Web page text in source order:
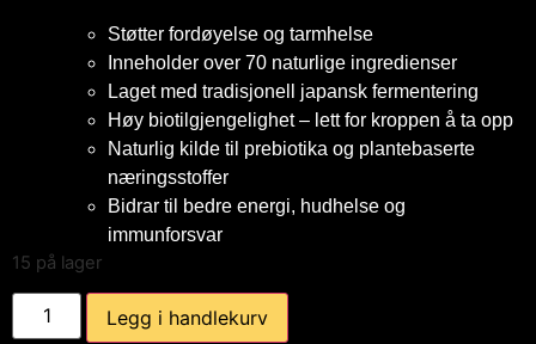
Støtter fordøyelse og tarmhelse
Inneholder over 70 naturlige ingredienser
Laget med tradisjonell japansk fermentering
Høy biotilgjengelighet – lett for kroppen å ta opp
Naturlig kilde til prebiotika og plantebaserte
næringsstoffer
Bidrar til bedre energi, hudhelse og
immunforsvar
15 på lager
Legg i handlekurv